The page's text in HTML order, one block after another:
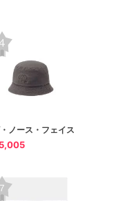
ノース・フェイス
5,005